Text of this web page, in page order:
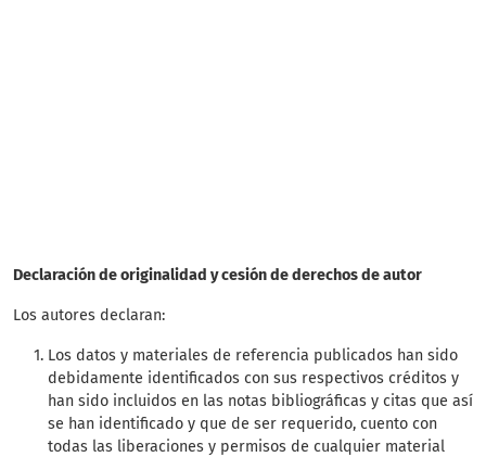
Declaración de originalidad y cesión de derechos de autor
Los autores declaran:
Los datos y materiales de referencia publicados han sido
debidamente identificados con sus respectivos créditos y
han sido incluidos en las notas bibliográficas y citas que así
se han identificado y que de ser requerido, cuento con
todas las liberaciones y permisos de cualquier material